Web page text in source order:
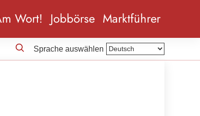
Wort! Jobbörse Marktführer
Sprache auswählen